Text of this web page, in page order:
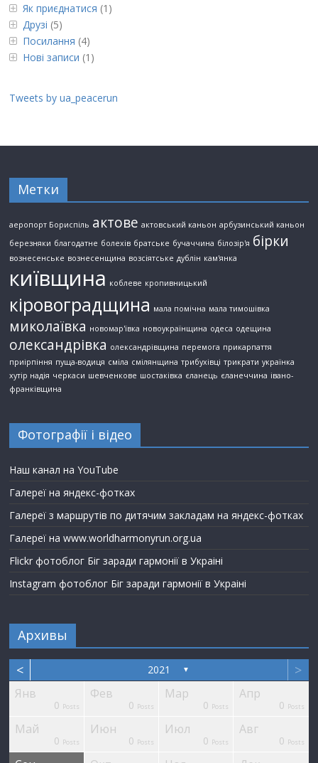
Як приєднатися (1)
Друзі (5)
Посилання (4)
Нові записи (1)
Tweets by ua_peacerun
Метки
аеропорт Бориспіль актове актовський каньон арбузинський каньон
березняки благодатне болехів братське бучаччина білозір'я бірки
вознесенське вознесенщина возсіятське дублін кам'янка
київщина коблеве кропивницький
кіровоградщина мала помічна мала тимошівка
миколаївка новомар'ївка новоукраїнщина одеса одещина
олександрівка олександрівщина перемога прикарпаття
приірпіння пуща-водиця сміла смілянщина трибухівці трикрати українка
хутір надія черкаси шевченкове шостаківка єланець єланеччина івано-
франківщина
Фотографії і відео
Наш канал на YouTube
Галереї на яндекс-фотках
Галереї з маршрутів по дитячим закладам на яндекс-фотках
Галереї на www.worldharmonyrun.org.ua
Flickr фотоблог Біг заради гармонії в Украіні
Instagram фотоблог Біг заради гармонії в Украіні
Архивы
< 2021 ▼ >
Янв
0 Posts
Фев
0 Posts
Мар
0 Posts
Апр
0 Posts
Май
0 Posts
Июн
0 Posts
Июл
0 Posts
Авг
0 Posts